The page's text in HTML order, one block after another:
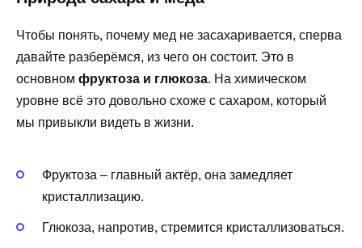
Чтобы понять, почему мед не засахаривается, сперва
давайте разберёмся, из чего он состоит. Это в
основном фруктоза и глюкоза. На химическом
уровне всё это довольно схоже с сахаром, который
мы привыкли видеть в жизни.
Фруктоза – главный актёр, она замедляет
кристаллизацию.
Глюкоза, напротив, стремится кристаллизоваться.